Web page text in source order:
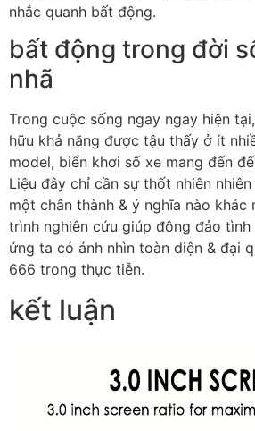
nhắc quanh bất động.
bất động trong đời
nhã
Trong cuộc sống ngay ngay hiện
hữu khả năng được tậu thấy ở ít
model, biển khơi số xe mang đến
Liệu đây chỉ cần sự thốt nhiên
một chân thành & ý nghĩa nào khác
trình nghiên cứu giúp đông đảo
ứng ta có ánh nhìn toàn diện & đại
666 trong thực tiễn.
kết luận